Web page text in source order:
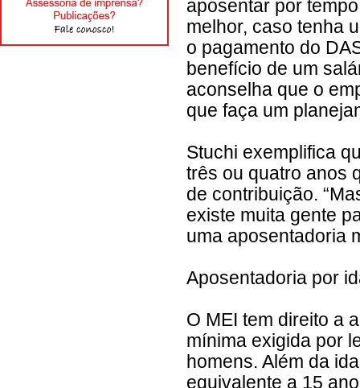
aposentar por
melhor, caso tenha
o pagamento do
benefício de um
aconselha que o
que faça um
Stuchi exemplifica
três ou quatro anos
de contribuição.
existe muita gente
uma aposentadoria
Aposentadoria por
O MEI tem direito a
mínima exigida por
homens. Além da
equivalente a 15